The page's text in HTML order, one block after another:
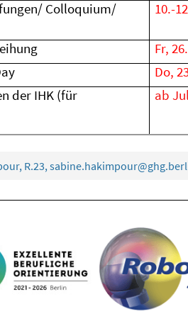
Colloquium/
10.-
Fr,
Do,
der IHK (für
ab
R.23,